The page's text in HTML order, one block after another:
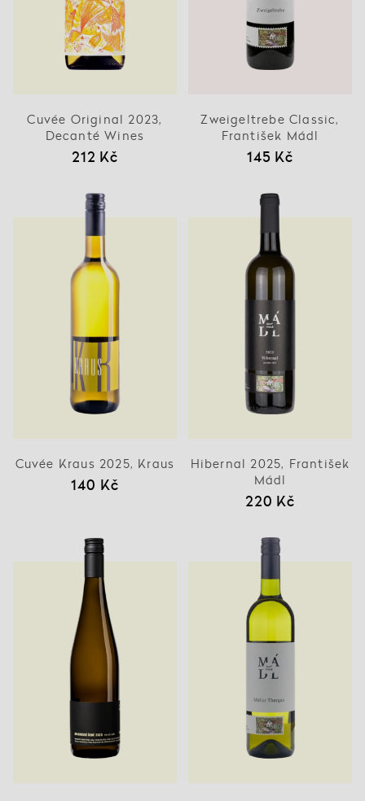
Cuvée Original 2023,
Decanté Wines
212 Kč
Zweigeltrebe Classic,
František Mádl
145 Kč
Cuvée Kraus 2025, Kraus
140 Kč
Hibernal 2025, František
Mádl
220 Kč